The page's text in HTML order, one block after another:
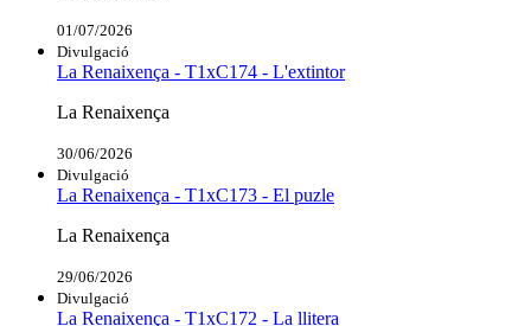
01/07/2026
Divulgació
La Renaixença - T1xC174 - L'extintor
La Renaixença
30/06/2026
Divulgació
La Renaixença - T1xC173 - El puzle
La Renaixença
29/06/2026
Divulgació
La Renaixença - T1xC172 - La llitera